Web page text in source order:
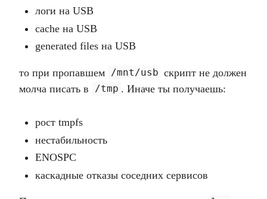
логи на USB
cache на USB
generated files на USB
то при пропавшем /mnt/usb скрипт не должен
молча писать в
/tmp . Иначе ты получаешь:
рост tmpfs
нестабильность
ENOSPC
каскадные отказы соседних сервисов